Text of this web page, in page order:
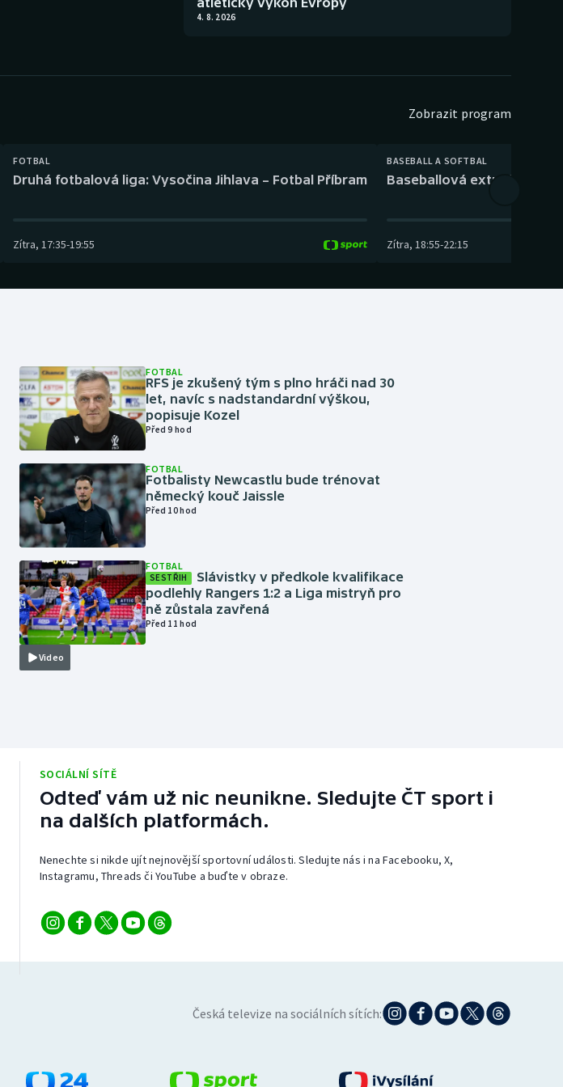
4. 8. 2026
Zobrazit program
FOTBAL
Druhá fotbalová liga: Vysočina Jihlava – Fotbal Příbram
Zítra, 17:35-19:55
BASEBALL A SOFTBAL
Baseballová extraliga:
Zítra, 18:55-22:15
FOTBAL
RFS je zkušený tým s plno hráči nad 30
let, navíc s nadstandardní výškou,
popisuje Kozel
Před 9 hod
FOTBAL
Fotbalisty Newcastlu bude trénovat
německý kouč Jaissle
Před 10 hod
Video
FOTBAL
SESTŘIH
Slávistky v předkole kvalifikace
podlehly Rangers 1:2 a Liga mistryň pro
ně zůstala zavřená
Před 11 hod
SOCIÁLNÍ SÍTĚ
Odteď vám už nic neunikne. Sledujte ČT sport i
na dalších platformách.
Nenechte si nikde ujít nejnovější sportovní události. Sledujte nás i na Facebooku, X,
Instagramu, Threads či YouTube a buďte v obraze.
Česká televize na sociálních sítích: